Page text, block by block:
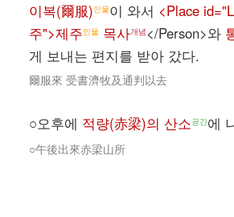
이복(爾服)인물이 와서 <Place
주">제주인물 목사개념 </Person>와
게 보내는 편지를 받아 갔다.
爾服來 受書濟牧及通判以去
○오후에 적량(赤梁)의 산소공간에
○午後出來赤梁山所